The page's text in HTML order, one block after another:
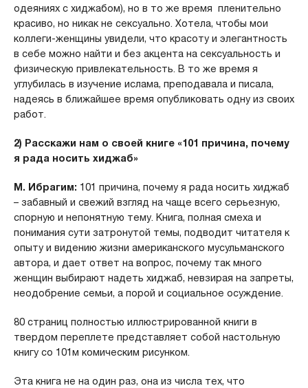
одеяниях с хиджабом), но в то же время пленительно
красиво, но никак не сексуально. Хотела, чтобы мои
коллеги-женщины увидели, что красоту и элегантность
в себе можно найти и без акцента на сексуальность и
физическую привлекательность. В то же время я
углубилась в изучение ислама, преподавала и писала,
надеясь в ближайшее время опубликовать одну из своих
работ.
2) Расскажи нам о своей книге «101 причина, почему
я рада носить хиджаб»
М. Ибрагим: 101 причина, почему я рада носить хиджаб
– забавный и свежий взгляд на чаще всего серьезную,
спорную и непонятную тему. Книга, полная смеха и
понимания сути затронутой темы, подводит читателя к
опыту и видению жизни американского мусульманского
автора, и дает ответ на вопрос, почему так много
женщин выбирают надеть хиджаб, невзирая на запреты,
неодобрение семьи, а порой и социальное осуждение.
80 страниц полностью иллюстрированной книги в
твердом переплете представляет собой настольную
книгу со 101м комическим рисунком.
Эта книга не на один раз, она из числа тех, что